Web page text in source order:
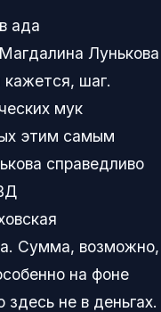
ада
Лунькова
кажется, шаг.
мук
этим самым
справедливо
Сумма, возможно,
на фоне
не в деньгах.